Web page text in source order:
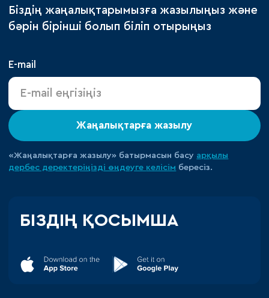
Біздің жаңалықтарымызға жазылыңыз және
бәрін бірінші болып біліп отырыңыз
E-mail
Жаңалықтарға жазылу
«Жаңалықтарға жазылу» батырмасын басу арқылы
дербес деректеріңізді өңдеуге келісім бересіз.
БІЗДІҢ ҚОСЫМША